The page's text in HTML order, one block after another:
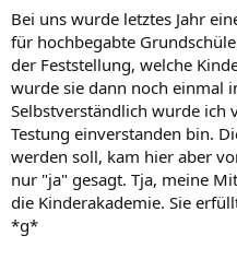
Bei uns wurde letztes Jahr
für hochbegabte
der Feststellung, welche
wurde sie dann noch einmal
Selbstverständlich wurde
Testung einverstanden bin.
werden soll, kam hier aber
nur "ja" gesagt. Tja, meine
die Kinderakademie. Sie
*g*